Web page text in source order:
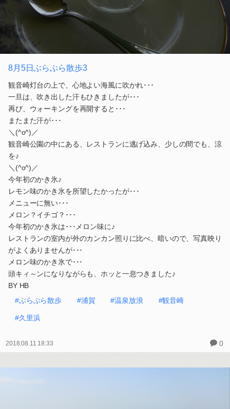
8月5日ぶらぶら散歩3
観音崎灯台の上で、心地よい海風に吹かれ･･･
一旦は、吹き出した汗もひきましたが･･･
再び、ウォーキングを再開すると･･･
またまた汗が･･･
＼(^o^)／
観音崎公園の中にある、レストランに逃げ込み、少しの間でも、涼
を♪
＼(^o^)／
今年初のかき氷♪
レモン味のかき氷を所望したかったが･･･
メニューに無い･･･
メロン？イチゴ？･･･
今年初のかき氷は･･･メロン味に♪
レストランの室内が外のカンカン照りに比べ、暗いので、写真映り
がよくありませんが･･･
メロン味のかき氷で･･･
頭キィ～ンになりながらも、ホッと一息つきました♪
BY HB
#ぶらぶら散歩
#浦賀 #温泉放浪 #観音崎
#久里浜
2018.08.11 18:33 0